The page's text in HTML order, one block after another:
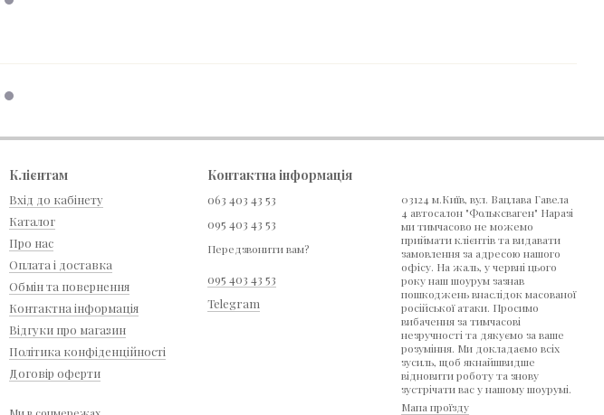
Клієнтам
Вхід до кабінету
Каталог
Про нас
Оплата і доставка
Обмін та повернення
Контактна інформація
Відгуки про магазин
Політика конфіденційності
Договір оферти
Контактна інформація
063 403 43 53
095 403 43 53
Передзвонити вам?
095 403 43 53
Telegram
03124 м.Київ, вул. Вацлава Гавела
4 автосалон "Фольксваген" Наразі
ми тимчасово не можемо
приймати клієнтів та видавати
замовлення за адресою нашого
офісу. На жаль, у червні цього
року наш шоурум зазнав
пошкоджень внаслідок масованої
російської атаки. Просимо
вибачення за тимчасові
незручності та дякуємо за ваше
розуміння. Ми докладаємо всіх
зусиль, щоб якнайшвидше
відновити роботу та знову
зустрічати вас у нашому шоурумі.
Мапа проїзду